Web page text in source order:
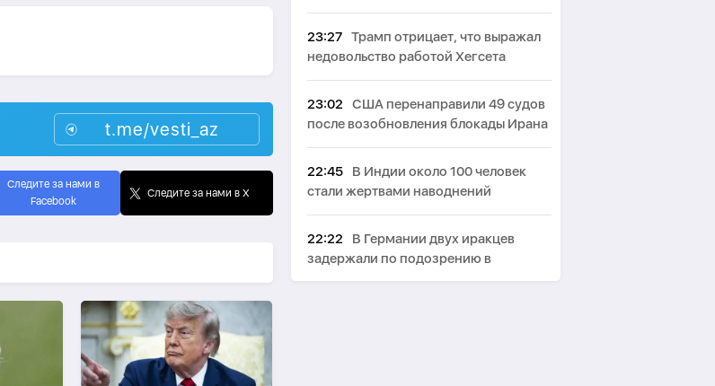
t.me/vesti_az
Следите за нами в
Facebook
Следите за нами в X
23:27 Трамп отрицает, что выражал
недовольство работой Хегсета
23:02
США перенаправили 49 судов
после возобновления блокады Ирана
22:45
В Индии около 100 человек
стали жертвами наводнений
22:22
В Германии двух иракцев
задержали по подозрению в
терроризме